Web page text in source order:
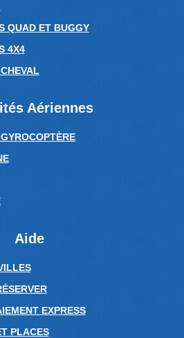
QUAD ET BUGGY
4X4
Aériennes
Aide
EXPRESS
PLACES